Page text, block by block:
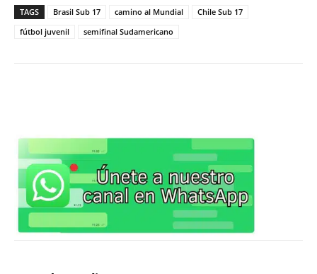
TAGS Brasil Sub 17 camino al Mundial
Chile Sub 17
fútbol juvenil
semifinal Sudamericano